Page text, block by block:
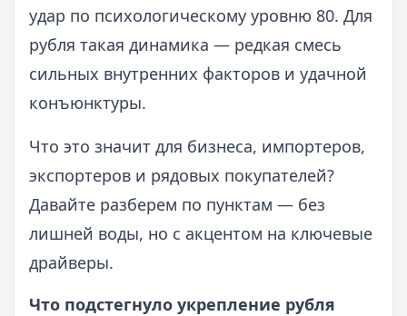
удар по психологическому уровню 80. Для
рубля такая динамика — редкая смесь
сильных внутренних факторов и удачной
конъюнктуры.
Что это значит для бизнеса, импортеров,
экспортеров и рядовых покупателей?
Давайте разберем по пунктам — без
лишней воды, но с акцентом на ключевые
драйверы.
Что подстегнуло укрепление рубля